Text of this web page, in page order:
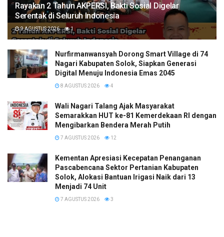
Rayakan 2 Tahun AKPERSI, Bakti Sosial Digelar
Serentak di Seluruh Indonesia
9 AGUSTUS 2026 1
Nurfirmanwansyah Dorong Smart Village di 74
Nagari Kabupaten Solok, Siapkan Generasi
Digital Menuju Indonesia Emas 2045
8 AGUSTUS 2026 4
Wali Nagari Talang Ajak Masyarakat
Semarakkan HUT ke-81 Kemerdekaan RI dengan
Mengibarkan Bendera Merah Putih
7 AGUSTUS 2026 12
Kementan Apresiasi Kecepatan Penanganan
Pascabencana Sektor Pertanian Kabupaten
Solok, Alokasi Bantuan Irigasi Naik dari 13
Menjadi 74 Unit
7 AGUSTUS 2026 3